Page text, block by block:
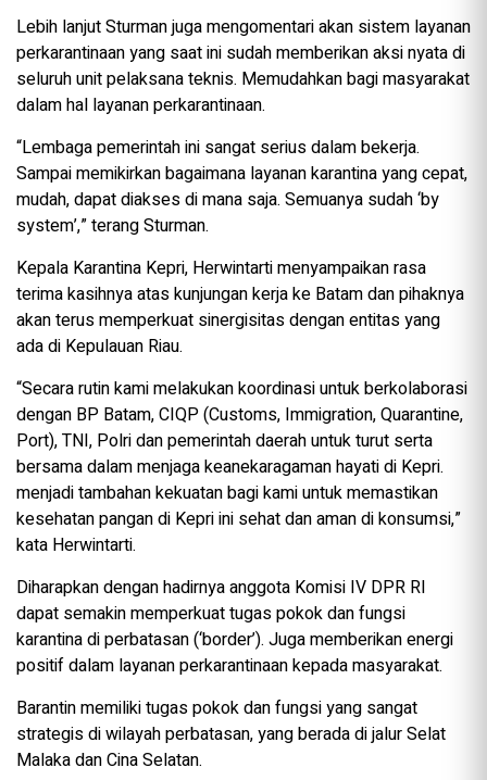
Lebih lanjut Sturman juga mengomentari akan sistem layanan
perkarantinaan yang saat ini sudah memberikan aksi nyata di
seluruh unit pelaksana teknis. Memudahkan bagi masyarakat
dalam hal layanan perkarantinaan.
“Lembaga pemerintah ini sangat serius dalam bekerja.
Sampai memikirkan bagaimana layanan karantina yang cepat,
mudah, dapat diakses di mana saja. Semuanya sudah ‘by
system’,” terang Sturman.
Kepala Karantina Kepri, Herwintarti menyampaikan rasa
terima kasihnya atas kunjungan kerja ke Batam dan pihaknya
akan terus memperkuat sinergisitas dengan entitas yang
ada di Kepulauan Riau.
“Secara rutin kami melakukan koordinasi untuk berkolaborasi
dengan BP Batam, CIQP (Customs, Immigration, Quarantine,
Port), TNI, Polri dan pemerintah daerah untuk turut serta
bersama dalam menjaga keanekaragaman hayati di Kepri.
menjadi tambahan kekuatan bagi kami untuk memastikan
kesehatan pangan di Kepri ini sehat dan aman di konsumsi,”
kata Herwintarti.
Diharapkan dengan hadirnya anggota Komisi IV DPR RI
dapat semakin memperkuat tugas pokok dan fungsi
karantina di perbatasan (‘border’). Juga memberikan energi
positif dalam layanan perkarantinaan kepada masyarakat.
Barantin memiliki tugas pokok dan fungsi yang sangat
strategis di wilayah perbatasan, yang berada di jalur Selat
Malaka dan Cina Selatan.